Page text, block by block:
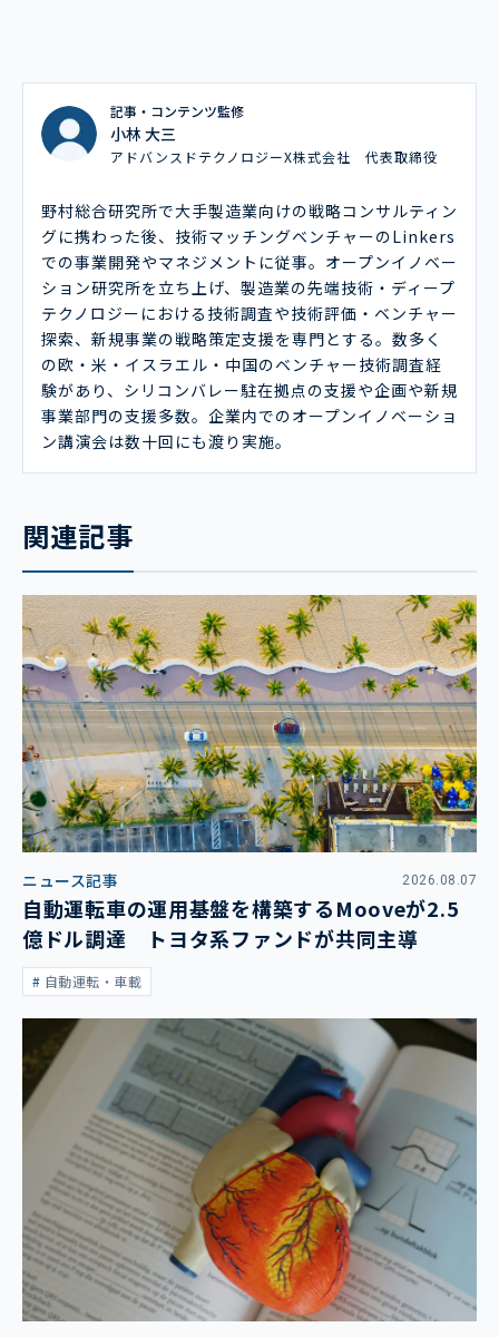
記事・コンテンツ監修
小林 大三
アドバンスドテクノロジーX株式会社 代表取締役
野村総合研究所で大手製造業向けの戦略コンサルティン
グに携わった後、技術マッチングベンチャーのLinkers
での事業開発やマネジメントに従事。オープンイノベー
ション研究所を立ち上げ、製造業の先端技術・ディープ
テクノロジーにおける技術調査や技術評価・ベンチャー
探索、新規事業の戦略策定支援を専門とする。数多く
の欧・米・イスラエル・中国のベンチャー技術調査経
験があり、シリコンバレー駐在拠点の支援や企画や新規
事業部門の支援多数。企業内でのオープンイノベーショ
ン講演会は数十回にも渡り実施。
関連記事
ニュース記事 2026.08.07
自動運転車の運用基盤を構築するMooveが2.5
億ドル調達 トヨタ系ファンドが共同主導
自動運転・車載